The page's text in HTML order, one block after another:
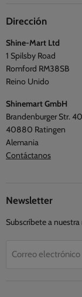
Viajes y exterior
Opiniones
Preguntas frecuentes
Política de privacidad
Términos y condiciones
Dirección
Shine-Mart Ltd
1 Spilsby Road
Romford RM38SB
Reino Unido
Shinemart GmbH
Brandenburger Str. 40
40880 Ratingen
Alemania
Contáctanos
Newsletter
Subscríbete a
Correo electrónico